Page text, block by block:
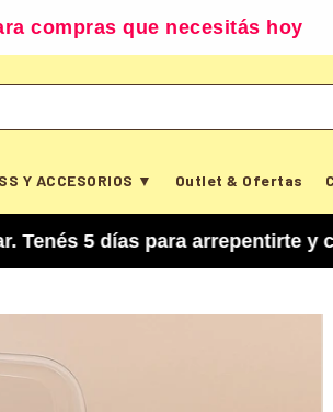
compras que necesitás hoy
Y ACCESORIOS ▼ Outlet & Ofertas
para arrepentirte y